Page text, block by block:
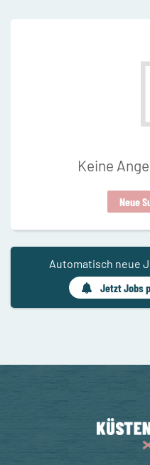
Keine
Neue
Automatisch neue
Jetzt Jobs